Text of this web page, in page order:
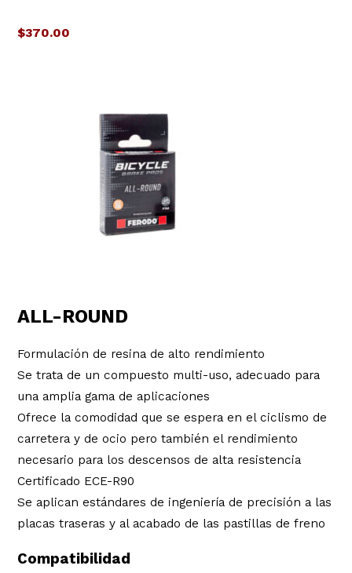
$370.00
ALL-ROUND
Formulación de resina de alto rendimiento
Se trata de un compuesto multi-uso, adecuado para
una amplia gama de aplicaciones
Ofrece la comodidad que se espera en el ciclismo de
carretera y de ocio pero también el rendimiento
necesario para los descensos de alta resistencia
Certificado ECE-R90
Se aplican estándares de ingeniería de precisión a las
placas traseras y al acabado de las pastillas de freno
Compatibilidad